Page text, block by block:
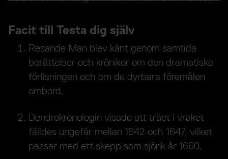
Facit till Testa dig själv
Resande Man blev känt genom samtida
berättelser och krönikor om den dramatiska
förlisningen och om de dyrbara föremålen
ombord.
Dendrokronologin visade att träet i vraket
fälldes ungefär mellan 1642 och 1647, vilket
passar med ett skepp som sjönk år 1660.